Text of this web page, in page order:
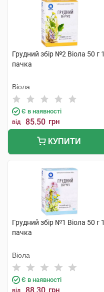
Грудний збір №2 Віола 50 г 1
пачка
Віола
Є в наявності
від 85.50 грн
КУПИТИ
Грудний збір №1 Віола 50 г 1
пачка
Віола
Є в наявності
від грн